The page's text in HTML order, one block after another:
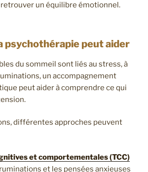
un équilibre émotionnel.
psychothérapie peut aider
du sommeil sont liés au stress, à
un accompagnement
peut aider à comprendre ce qui
différentes approches peuvent
et comportementales (TCC)
et les pensées anxieuses